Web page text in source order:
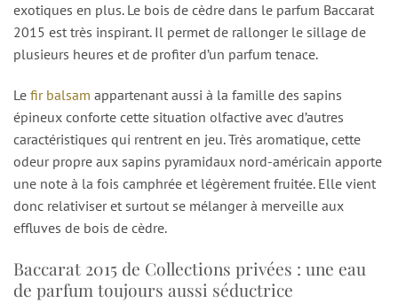
exotiques en plus. Le bois de cèdre dans le parfum Baccarat
2015 est très inspirant. Il permet de rallonger le sillage de
plusieurs heures et de profiter d’un parfum tenace.
Le fir balsam appartenant aussi à la famille des sapins
épineux conforte cette situation olfactive avec d’autres
caractéristiques qui rentrent en jeu. Très aromatique, cette
odeur propre aux sapins pyramidaux nord-américain apporte
une note à la fois camphrée et légèrement fruitée. Elle vient
donc relativiser et surtout se mélanger à merveille aux
effluves de bois de cèdre.
Baccarat 2015 de Collections privées : une eau
de parfum toujours aussi séductrice